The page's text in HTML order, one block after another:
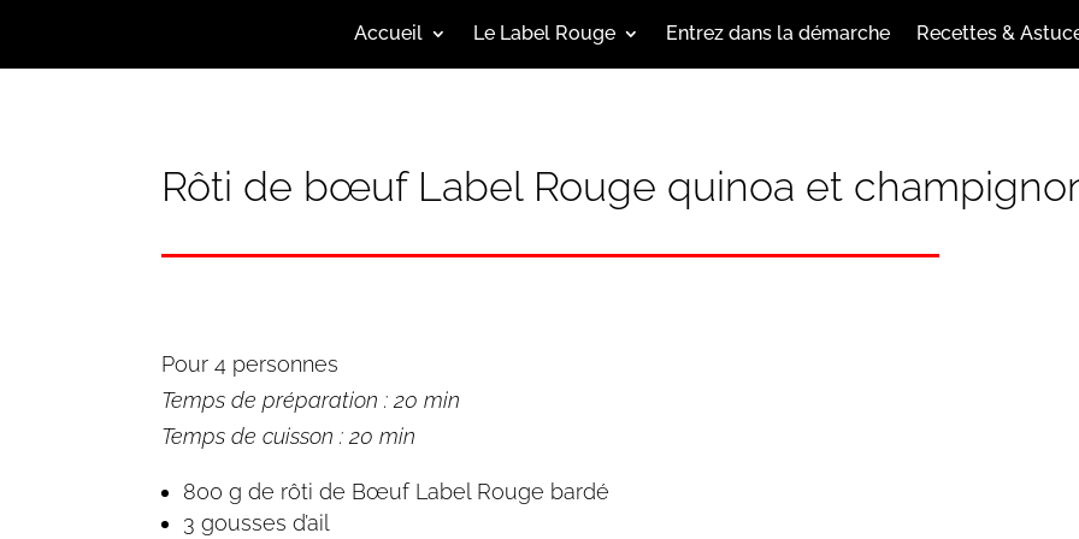
Accueil Le Label Rouge Entrez dans la démarche Recettes &
Rôti de bœuf Label Rouge quinoa et
Pour 4 personnes
Temps de préparation : 20 min
Temps de cuisson : 20 min
800 g de rôti de Bœuf Label Rouge bardé
3 gousses d’ail